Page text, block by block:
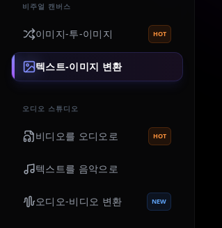
비주얼 캔버스
이미지-투-이미지 HOT
텍스트-이미지 변환
오디오 스튜디오
비디오를 오디오로 HOT
텍스트를 음악으로
오디오-비디오 변환 NEW